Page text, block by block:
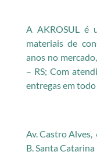
A AKROSUL é
materiais de
anos no
– RS; Com
entregas em todo
Av. Castro Alves,
B. Santa Catarina